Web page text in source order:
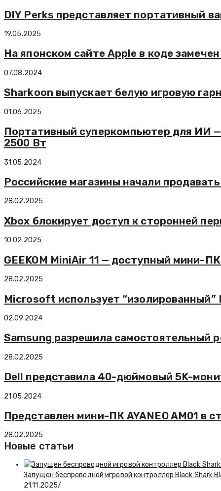
DIY Perks представляет портативный
19.05.2025
На японском сайте Apple в коде
07.08.2024
Sharkoon выпускает белую игровую
01.06.2025
Портативный суперкомпьютер для ИИ
2500 Вт
31.05.2024
Российские магазины начали
28.02.2025
Xbox блокирует доступ к сторонней
10.02.2025
GEEKOM MiniAir 11 — доступный мини-
28.02.2025
Microsoft использует
02.09.2024
Samsung разрешила самостоятельный
28.02.2025
Dell представила 40-дюймовый 5K-
21.05.2024
Представлен мини-ПК AYANEO AM01 в
28.02.2025
Новые статьи
Запущен беспроводной игровой контроллер Black Shark
21.11.2025/